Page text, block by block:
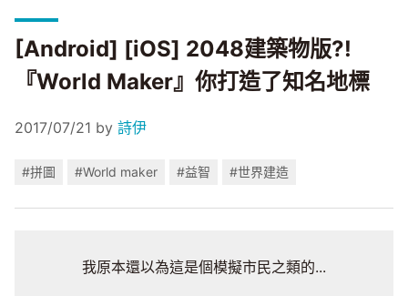
[Android] [iOS] 2048建築物版?!
『World Maker』你打造了知名地標
2017/07/21 by 詩伊
#拼圖 #World maker #益智 #世界建造
我原本還以為這是個模擬市民之類的...